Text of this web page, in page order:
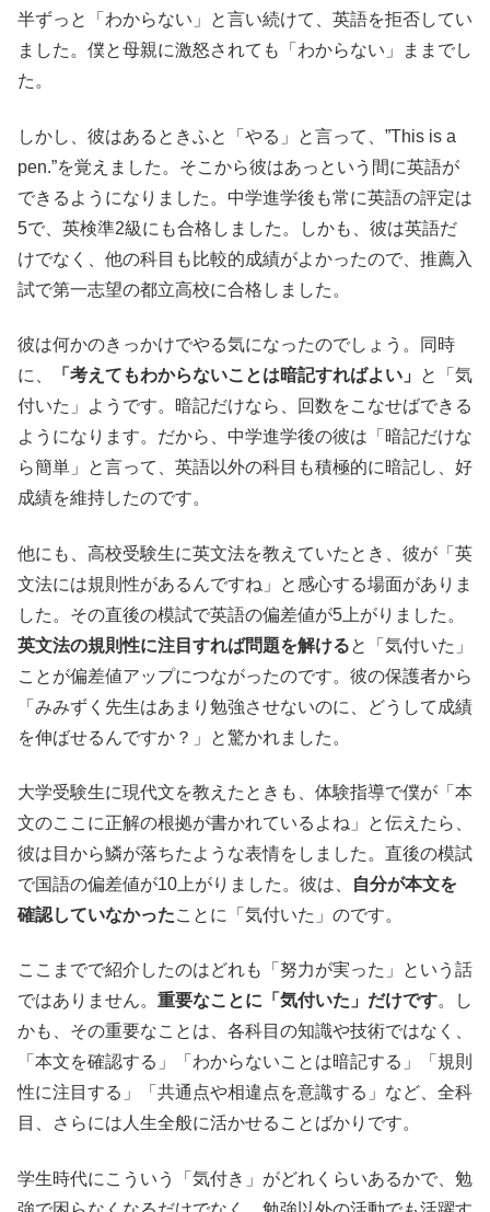
半ずっと「わからない」と言い続けて、英語を拒否してい
ました。僕と母親に激怒されても「わからない」ままでし
た。
しかし、彼はあるときふと「やる」と言って、”This is a
pen.”を覚えました。そこから彼はあっという間に英語が
できるようになりました。中学進学後も常に英語の評定は
5で、英検準2級にも合格しました。しかも、彼は英語だ
けでなく、他の科目も比較的成績がよかったので、推薦入
試で第一志望の都立高校に合格しました。
彼は何かのきっかけでやる気になったのでしょう。同時
に、
「考えてもわからないことは暗記すればよい」
と「気
付いた」ようです。暗記だけなら、回数をこなせばできる
ようになります。だから、中学進学後の彼は「暗記だけな
ら簡単」と言って、英語以外の科目も積極的に暗記し、好
成績を維持したのです。
他にも、高校受験生に英文法を教えていたとき、彼が「英
文法には規則性があるんですね」と感心する場面がありま
した。その直後の模試で英語の偏差値が5上がりました。
英文法の規則性に注目すれば問題を解けると「気付いた」
ことが偏差値アップにつながったのです。彼の保護者から
「みみずく先生はあまり勉強させないのに、どうして成績
を伸ばせるんですか？」と驚かれました。
大学受験生に現代文を教えたときも、体験指導で僕が「本
文のここに正解の根拠が書かれているよね」と伝えたら、
彼は目から鱗が落ちたような表情をしました。直後の模試
で国語の偏差値が10上がりました。彼は、
自分が本文を
確認していなかったことに「気付いた」のです。
ここまでで紹介したのはどれも「努力が実った」という話
ではありません。 重要なことに「気付いた」だけです。し
かも、その重要なことは、各科目の知識や技術ではなく、
「本文を確認する」「わからないことは暗記する」「規則
性に注目する」「共通点や相違点を意識する」など、全科
目、さらには人生全般に活かせることばかりです。
学生時代にこういう「気付き」がどれくらいあるかで、勉